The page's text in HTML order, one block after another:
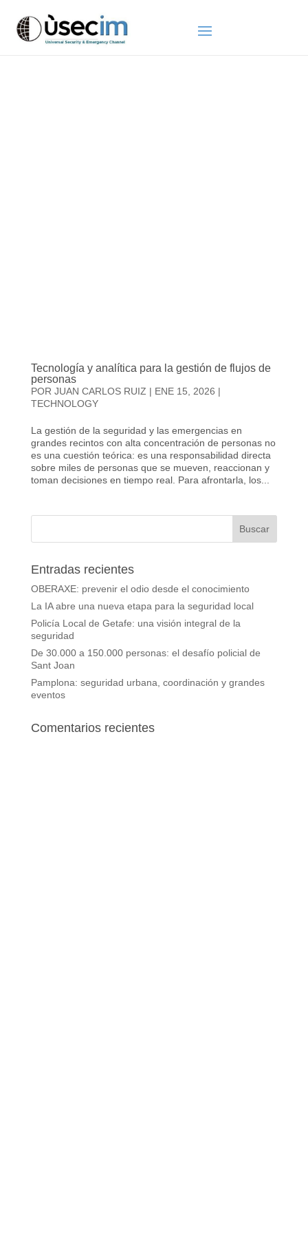
Tecnología y analítica para la gestión de flujos de
personas
POR JUAN CARLOS RUIZ | ENE 15, 2026 |
TECHNOLOGY
La gestión de la seguridad y las emergencias en
grandes recintos con alta concentración de personas no
es una cuestión teórica: es una responsabilidad directa
sobre miles de personas que se mueven, reaccionan y
toman decisiones en tiempo real. Para afrontarla, los...
Entradas recientes
OBERAXE: prevenir el odio desde el conocimiento
La IA abre una nueva etapa para la seguridad local
Policía Local de Getafe: una visión integral de la
seguridad
De 30.000 a 150.000 personas: el desafío policial de
Sant Joan
Pamplona: seguridad urbana, coordinación y grandes
eventos
Comentarios recientes